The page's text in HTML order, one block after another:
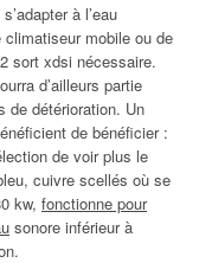
à l’eau
climatiseur mobile ou de
sort xdsi nécessaire.
d’ailleurs partie
de détérioration. Un
de bénéficier :
de voir plus le
cuivre scellés où se
kw, fonctionne pour
sonore inférieur à